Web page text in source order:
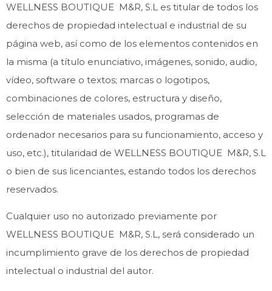
WELLNESS BOUTIQUE M&R, S.L es titular de todos los
derechos de propiedad intelectual e industrial de su
página web, así como de los elementos contenidos en
la misma (a título enunciativo, imágenes, sonido, audio,
vídeo, software o textos; marcas o logotipos,
combinaciones de colores, estructura y diseño,
selección de materiales usados, programas de
ordenador necesarios para su funcionamiento, acceso y
uso, etc.), titularidad de WELLNESS BOUTIQUE M&R, S.L
o bien de sus licenciantes, estando todos los derechos
reservados.
Cualquier uso no autorizado previamente por
WELLNESS BOUTIQUE M&R, S.L, será considerado un
incumplimiento grave de los derechos de propiedad
intelectual o industrial del autor.